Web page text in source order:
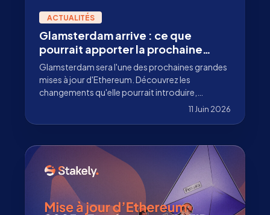
ACTUALITÉS
Glamsterdam arrive : ce que
pourrait apporter la prochaine
grande mise à jour d'Ethereum
Glamsterdam sera l'une des prochaines grandes
mises à jour d'Ethereum. Découvrez les
changements qu'elle pourrait introduire,
pourquoi elle compte pour les validateurs et ce
11 Juin 2026